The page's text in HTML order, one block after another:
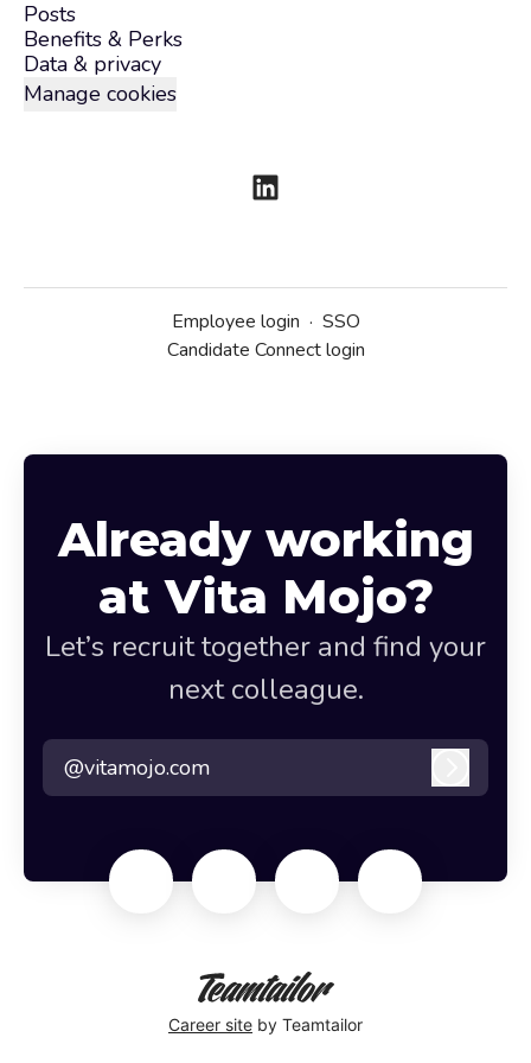
Posts
Benefits & Perks
Data & privacy
Manage cookies
Employee login · SSO
Candidate Connect login
Already working
at Vita Mojo?
Let’s recruit together and find your
next colleague.
@vitamojo.com
Career site by Teamtailor